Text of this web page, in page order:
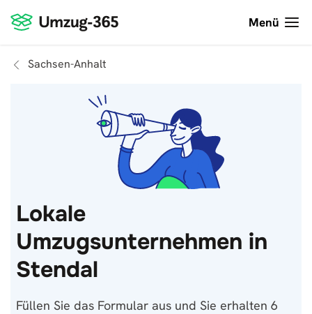
Menü
Sachsen-Anhalt
Lokale
Umzugsunternehmen in
Stendal
Füllen Sie das Formular aus und Sie erhalten 6